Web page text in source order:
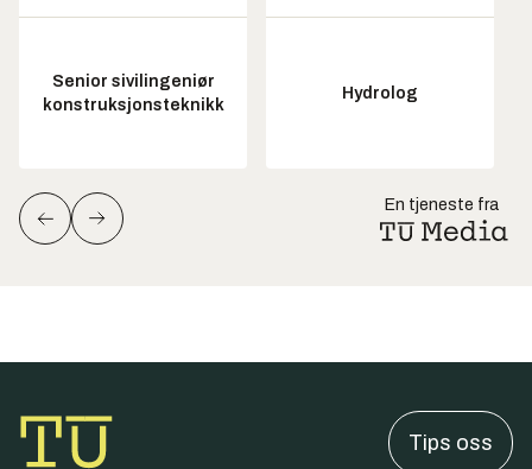
Senior sivilingeniør
konstruksjonsteknikk
Hydrolog
En tjeneste fra
Tips oss